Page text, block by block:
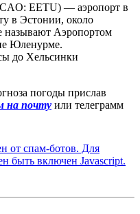
EETU) — аэропорт в
в Эстонии, около
называют Аэропортом
Юленурме.
до Хельсинки
погоды прислав
на почту или телеграмм
от спам-ботов. Для
быть включен Javascript.